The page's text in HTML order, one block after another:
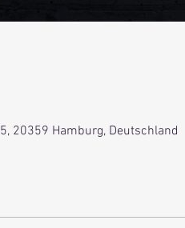
20359 Hamburg, Deutschland